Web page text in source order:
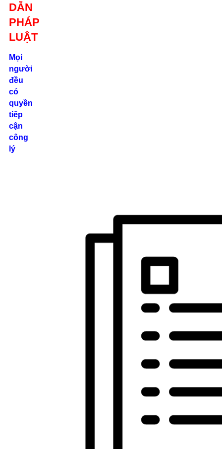
DẪN
PHÁP
LUẬT
Mọi
người
đều
có
quyền
tiếp
cận
công
lý
Số 24/2B
Đường Võ
Oanh, P. 25, Q.
Bình Thạnh, Tp.
Hồ Chí Minh
0862.000.639